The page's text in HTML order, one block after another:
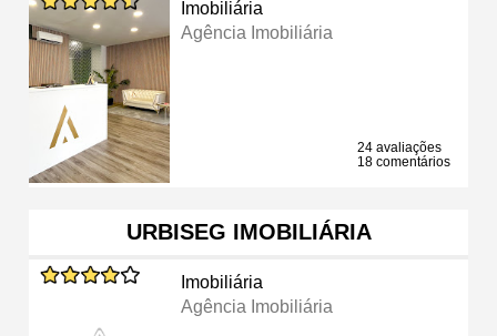
Imobiliária
Agência Imobiliária
24 avaliações
18 comentários
URBISEG IMOBILIÁRIA
Imobiliária
Agência Imobiliária